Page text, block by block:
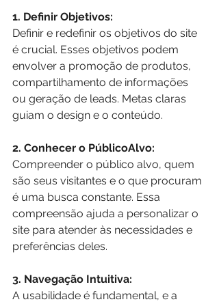
1. Definir Objetivos:
Definir e redefinir os objetivos do site
é crucial. Esses objetivos podem
envolver a promoção de produtos,
compartilhamento de informações
ou geração de leads. Metas claras
guiam o design e o conteúdo.
2. Conhecer o PúblicoAlvo:
Compreender o público alvo, quem
são seus visitantes e o que procuram
é uma busca constante. Essa
compreensão ajuda a personalizar o
site para atender às necessidades e
preferências deles.
3. Navegação Intuitiva:
A usabilidade é fundamental, e a